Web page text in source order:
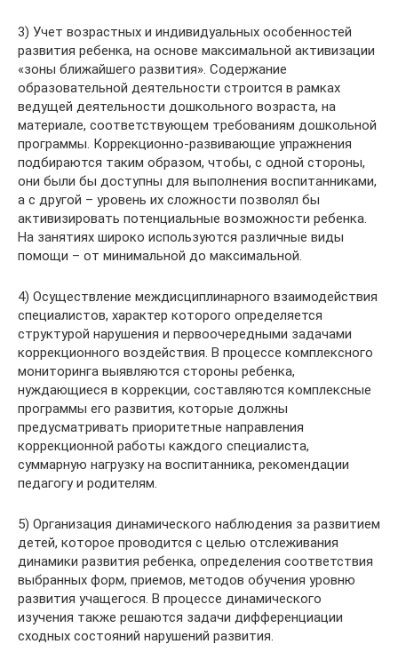
3) Учет возрастных и индивидуальных особенностей
развития ребенка, на основе максимальной активизации
«зоны ближайшего развития». Содержание
образовательной деятельности строится в рамках
ведущей деятельности дошкольного возраста, на
материале, соответствующем требованиям дошкольной
программы. Коррекционно-развивающие упражнения
подбираются таким образом, чтобы, с одной стороны,
они были бы доступны для выполнения воспитанниками,
а с другой – уровень их сложности позволял бы
активизировать потенциальные возможности ребенка.
На занятиях широко используются различные виды
помощи – от минимальной до максимальной.
4) Осуществление междисциплинарного взаимодействия
специалистов, характер которого определяется
структурой нарушения и первоочередными задачами
коррекционного воздействия. В процессе комплексного
мониторинга выявляются стороны ребенка,
нуждающиеся в коррекции, составляются комплексные
программы его развития, которые должны
предусматривать приоритетные направления
коррекционной работы каждого специалиста,
суммарную нагрузку на воспитанника, рекомендации
педагогу и родителям.
5) Организация динамического наблюдения за развитием
детей, которое проводится с целью отслеживания
динамики развития ребенка, определения соответствия
выбранных форм, приемов, методов обучения уровню
развития учащегося. В процессе динамического
изучения также решаются задачи дифференциации
сходных состояний нарушений развития.